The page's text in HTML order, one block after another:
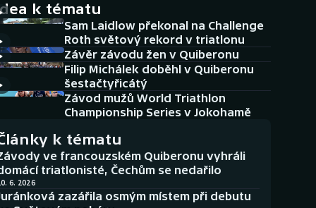
Historické návraty
Aplikace ČT sport
AZ kvíz
k tématu
Sam Laidlow překonal na Challenge
Roth světový rekord v triatlonu
Závěr závodu žen v Quiberonu
Filip Michálek doběhl v Quiberonu
šestačtyřicátý
Závod mužů World Triathlon
Championship Series v Jokohamě
k tématu
ve francouzském Quiberonu vyhráli
triatlonisté, Čechům se nedařilo
6. 2026
zazářila osmým místem při debutu